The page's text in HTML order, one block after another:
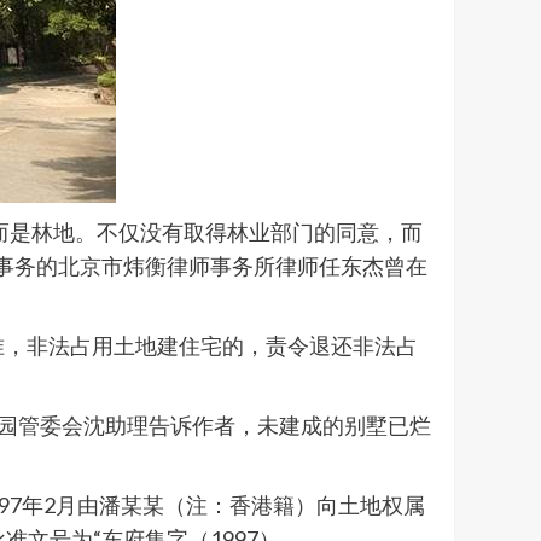
林地。不仅没有取得林业部门的同意，而
务的北京市炜衡律师事务所律师任东杰曾在
非法占用土地建住宅的，责令退还非法占
管委会沈助理告诉作者，未建成的别墅已烂
年2月由潘某某（注：香港籍）向土地权属